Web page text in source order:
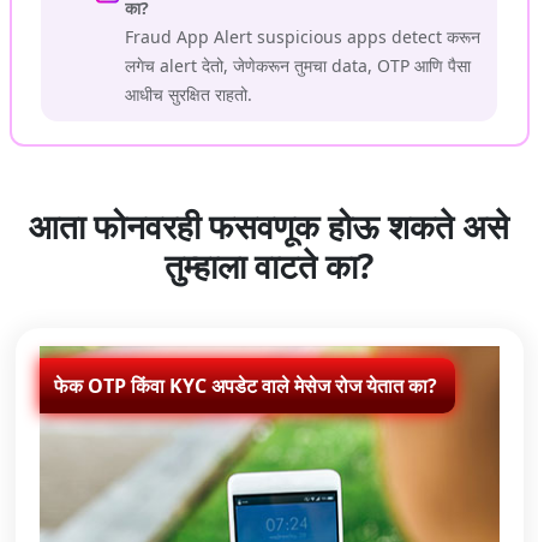
का?
Fraud App Alert suspicious apps detect करून
लगेच alert देतो, जेणेकरून तुमचा data, OTP आणि पैसा
आधीच सुरक्षित राहतो.
आता फोनवरही फसवणूक होऊ शकते असे
तुम्हाला वाटते का?
फेक OTP किंवा KYC अपडेट वाले मेसेज रोज येतात का?